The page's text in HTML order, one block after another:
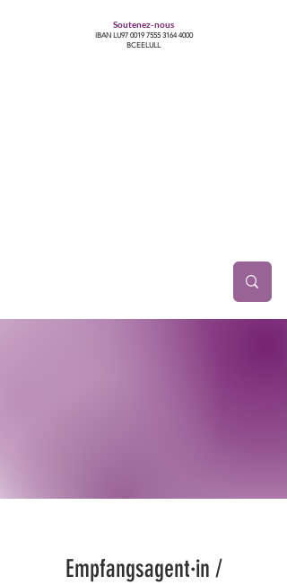
Soutenez-nous
IBAN LU97 0019 7555 3164 4000
BCEELULL
Empfangsagent·in /